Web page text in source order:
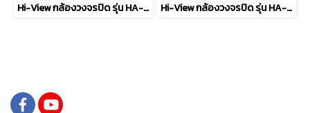
Hi-View กล้องวงจรปิด รุ่น HA-524B20E Hi-View กล้องวงจรปิด รุ่น HA-314B20ST